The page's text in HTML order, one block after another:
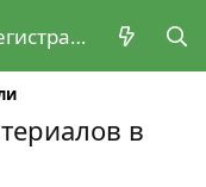
Регистрация
в